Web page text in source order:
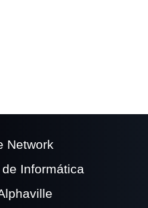
Network
Informática